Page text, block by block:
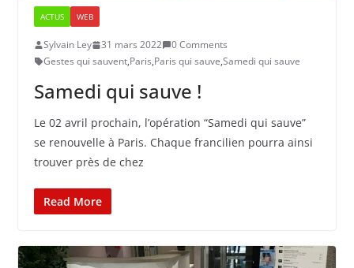
ACTUS WEB
Sylvain Ley 31 mars 2022
0 Comments
Gestes qui sauvent,Paris,Paris qui sauve,Samedi qui sauve
Samedi qui sauve !
Le 02 avril prochain, l’opération “Samedi qui sauve”
se renouvelle à Paris. Chaque francilien pourra ainsi
trouver près de chez
Read More